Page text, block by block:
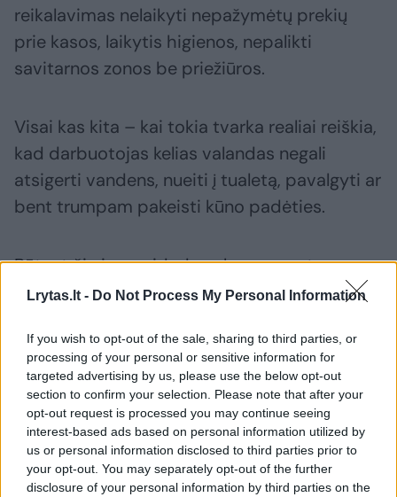
Lrytas.lt - Do Not Process My Personal Information
If you wish to opt-out of the sale, sharing to third parties, or
processing of your personal or sensitive information for
targeted advertising by us, please use the below opt-out
section to confirm your selection. Please note that after your
opt-out request is processed you may continue seeing
interest-based ads based on personal information utilized by
us or personal information disclosed to third parties prior to
your opt-out. You may separately opt-out of the further
disclosure of your personal information by third parties on the
reikalavimas nelaikyti nepažymėtų prekių
prie kasos, laikytis higienos, nepalikti
savitarnos zonos be priežiūros.
Visai kas kita – kai tokia tvarka realiai reiškia,
kad darbuotojas kelias valandas negali
atsigerti vandens, nueiti į tualetą, pavalgyti ar
bent trumpam pakeisti kūno padėties.
Būtent čia ir prasideda nebe paprastas
„vidinės tvarkos“ klausimas, o darbo teisės,
darbo organizavimo problema.
Anot teisininkės, prekybos sektoriuje tokios
situacijos nėra retos. Darbuotojai dažnai
dirba stovėdami, aptarnauja didelius klientų
srautus, vienu metu prižiūri kelias savitarnos